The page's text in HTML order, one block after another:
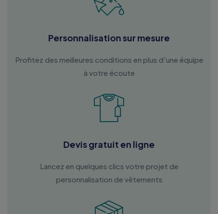
Personnalisation sur mesure
Profitez des meilleures conditions en plus d'une équipe
à votre écoute
Devis gratuit en ligne
Lancez en quelques clics votre projet de
personnalisation de vêtements